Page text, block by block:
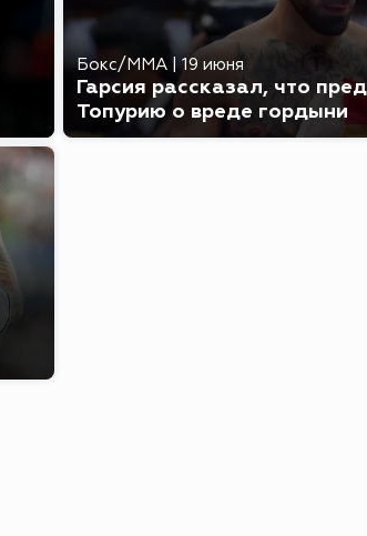
Бокс/MMA |19 июня
Гарсия рассказал, что
Топурию о вреде гордыни